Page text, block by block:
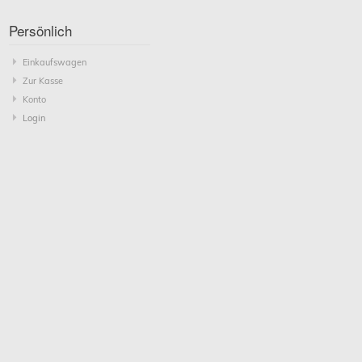
Persönlich
Einkaufswagen
Zur Kasse
Konto
Login